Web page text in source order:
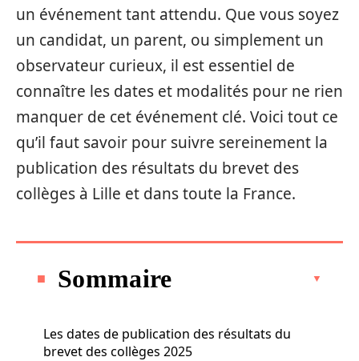
un événement tant attendu. Que vous soyez
un candidat, un parent, ou simplement un
observateur curieux, il est essentiel de
connaître les dates et modalités pour ne rien
manquer de cet événement clé. Voici tout ce
qu’il faut savoir pour suivre sereinement la
publication des résultats du brevet des
collèges à Lille et dans toute la France.
Sommaire
Les dates de publication des résultats du
brevet des collèges 2025